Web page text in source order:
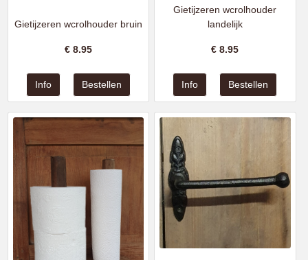
Gietijzeren wcrolhouder bruin
€ 8.95
Gietijzeren wcrolhouder
landelijk
€8.95